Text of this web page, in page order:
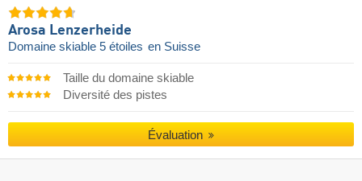
Arosa Lenzerheide
Domaine skiable 5 étoiles en Suisse
Taille du domaine skiable
Diversité des pistes
Évaluation